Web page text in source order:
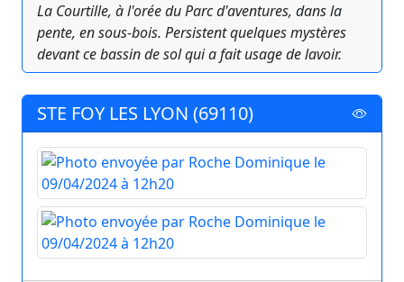
La Courtille, à l'orée du Parc d'aventures, dans la
pente, en sous-bois. Persistent quelques mystères
devant ce bassin de sol qui a fait usage de lavoir.
STE FOY LES LYON (69110)